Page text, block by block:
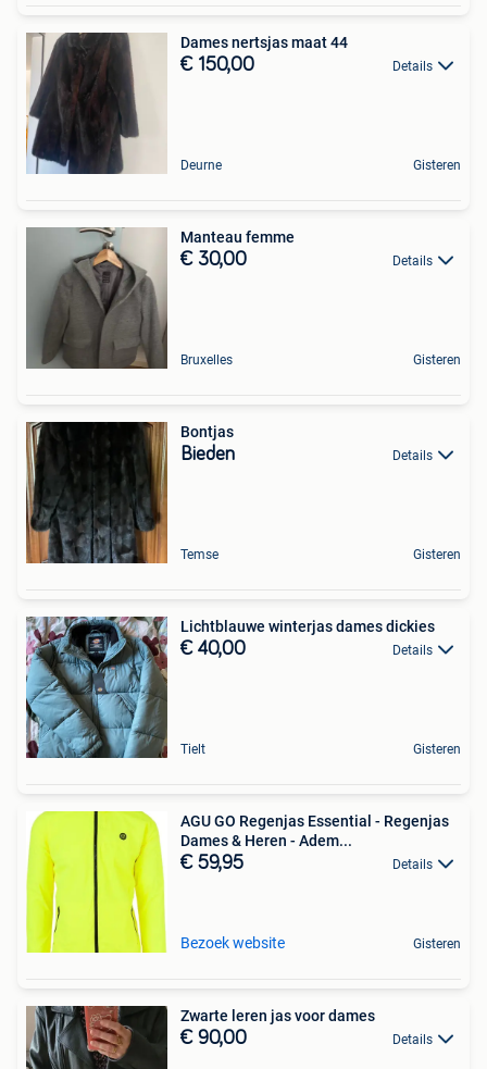
Dames nertsjas maat 44
€ 150,00 Details
Deurne Gisteren
Manteau femme
€ 30,00 Details
Bruxelles Gisteren
Bontjas
Bieden Details
Temse Gisteren
Lichtblauwe winterjas dames dickies
€ 40,00 Details
Tielt Gisteren
AGU GO Regenjas Essential - Regenjas
Dames & Heren - Adem...
€ 59,95 Details
Bezoek website Gisteren
Zwarte leren jas voor dames
€ 90,00 Details